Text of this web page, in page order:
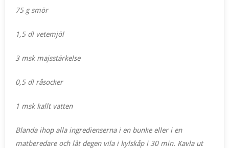
75 g smör
1,5 dl vetemjöl
3 msk majsstärkelse
0,5 dl råsocker
1 msk kallt vatten
Blanda ihop alla ingredienserna i en bunke eller i en
matberedare och låt degen vila i kylskåp i 30 min. Kavla ut